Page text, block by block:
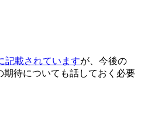
記載されていますが、今後の
期待についても話しておく必要